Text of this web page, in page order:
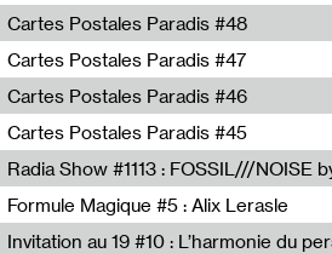
Aurore Portales
Cartes Postales Paradis #48
Mathias Dupaquier
Cartes Postales Paradis #47
Raymond Engramer
Cartes Postales Paradis #46
Sarah Banville
Cartes Postales Paradis #45
Mateo Cuin
Wave Farm
Formule Magique #5 : Alix Lerasle
Nathalie Lacroix
Invitation au 19 #10 : L’harmonie du